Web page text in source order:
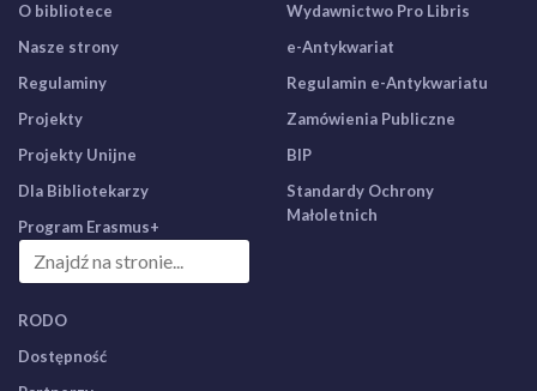
O bibliotece
Nasze strony
Regulaminy
Projekty
Projekty Unijne
Dla Bibliotekarzy
Program Erasmus+
Wydawnictwo Pro Libris
e-Antykwariat
Regulamin e-Antykwariatu
Zamówienia Publiczne
BIP
Standardy Ochrony
Małoletnich
RODO
Dostępność